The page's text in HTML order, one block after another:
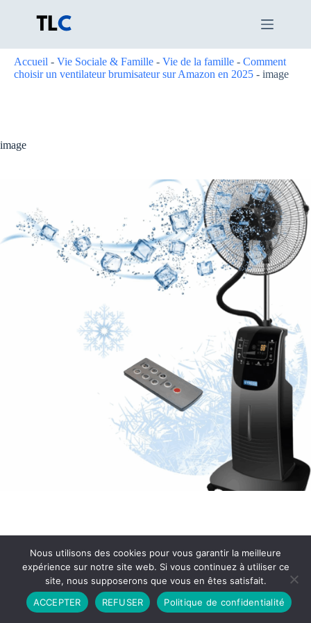
Accueil - Vie Sociale & Famille - Vie de la famille - Comment
choisir un ventilateur brumisateur sur Amazon en 2025 - image
image
Partenariat Contact
Politique de Confidentialité
CGU
Copyright © 2026 - Propulsé par DIEUDUDIABLE
Nous utilisons des cookies pour vous garantir la meilleure
expérience sur notre site web. Si vous continuez à utiliser ce
site, nous supposerons que vous en êtes satisfait.
ACCEPTER
REFUSER Politique de confidentialité